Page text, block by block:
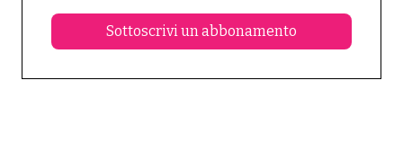
Sottoscrivi un abbonamento